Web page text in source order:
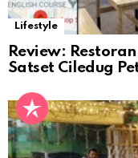
Lifestyle
Review:
Satset Ciledug